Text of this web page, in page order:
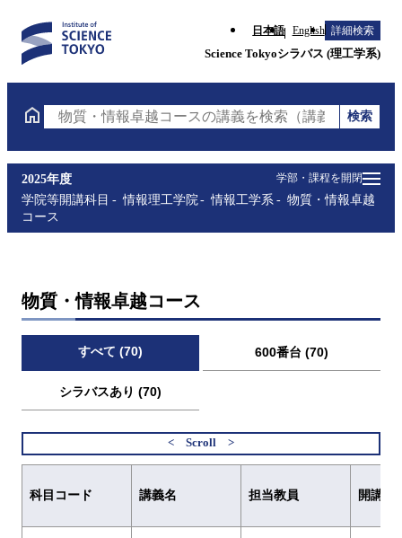
日本語 English 詳細検索
Science Tokyoシラバス (理工学系)
物質・情報卓越コースの講義を検索（講義名・科目
検索
学部・課程を開閉
2025年度
学院等開講科目
情報理工学院 情報工学系
物質・情報卓越
コース
物質・情報卓越コース
すべて (70) 600番台 (70)
シラバスあり (70)
科目コード 講義名 担当教員 開講元